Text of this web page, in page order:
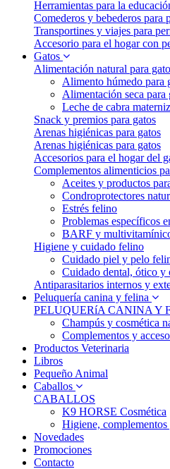
Herramientas para la
Comederos y bebederos para
Transportines y viajes para
Accesorio para el hogar con
Gatos
Alimentación natural para
Alimento húmedo para
Alimentación seca para
Leche de cabra
Snack y premios para gatos
Arenas higiénicas para gatos
Arenas higiénicas para gatos
Accesorios para el hogar del
Complementos alimenticios
Aceites y productos
Condroprotectores
Estrés felino
Problemas específicos
BARF y
Higiene y cuidado felino
Cuidado piel y pelo
Cuidado dental, ótico y
Antiparasitarios internos y
Peluquería canina y felina
PELUQUERíA CANINA Y
Champús y cosmética
Complementos y
Productos Veterinaria
Libros
Pequeño Animal
Caballos
CABALLOS
K9 HORSE Cosmética
Higiene,
Novedades
Promociones
Contacto